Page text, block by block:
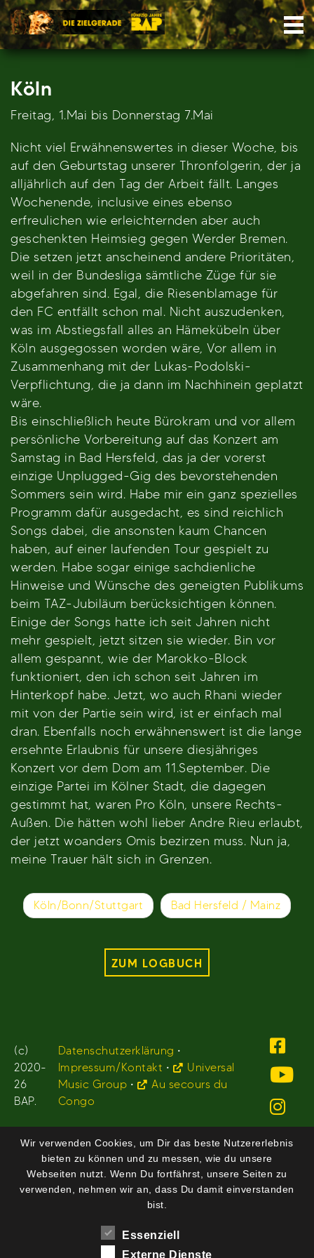
Skip
to
content
Köln
Freitag, 1.Mai bis Donnerstag 7.Mai
Nicht viel Erwähnenswertes in dieser Woche, bis
auf den Geburtstag unserer Thronfolgerin, der ja
alljährlich auf den Tag der Arbeit fällt. Langes
Wochenende, inclusive eines ebenso
erfreulichen wie erleichternden aber auch
geschenkten Heimsieg gegen Werder Bremen.
Die setzen jetzt anscheinend andere Prioritäten,
weil in der Bundesliga sämtliche Züge für sie
abgefahren sind. Egal, die Riesenblamage für
den FC entfällt schon mal. Nicht auszudenken,
was im Abstiegsfall alles an Hämekübeln über
Köln ausgegossen worden wäre, Vor allem in
Zusammenhang mit der Lukas-Podolski-
Verpflichtung, die ja dann im Nachhinein geplatzt
wäre.
Bis einschließlich heute Bürokram und vor allem
persönliche Vorbereitung auf das Konzert am
Samstag in Bad Hersfeld, das ja der vorerst
einzige Unplugged-Gig des bevorstehenden
Sommers sein wird. Habe mir ein ganz spezielles
Programm dafür ausgedacht, es sind reichlich
Songs dabei, die ansonsten kaum Chancen
haben, auf einer laufenden Tour gespielt zu
werden. Habe sogar einige sachdienliche
Hinweise und Wünsche des geneigten Publikums
beim TAZ-Jubiläum berücksichtigen können.
Einige der Songs hatte ich seit Jahren nicht
mehr gespielt, jetzt sitzen sie wieder. Bin vor
allem gespannt, wie der Marokko-Block
funktioniert, den ich schon seit Jahren im
Hinterkopf habe. Jetzt, wo auch Rhani wieder
mit von der Partie sein wird, ist er einfach mal
dran. Ebenfalls noch erwähnenswert ist die lange
ersehnte Erlaubnis für unsere diesjähriges
Konzert vor dem Dom am 11.September. Die
einzige Partei im Kölner Stadt, die dagegen
gestimmt hat, waren Pro Köln, unsere Rechts-
Außen. Die hätten wohl lieber Andre Rieu erlaubt,
der jetzt woanders Omis bezirzen muss. Nun ja,
meine Trauer hält sich in Grenzen.
Beitragsnavigation
Köln/Bonn/Stuttgart Bad Hersfeld / Mainz
ZUM LOGBUCH
(c)
2020-
26
BAP.
Datenschutzerklärung •
Impressum/Kontakt •
Universal
Music Group •
Au secours du
Congo
Wir verwenden Cookies, um Dir das beste Nutzererlebnis
bieten zu können und zu messen, wie du unsere
Webseiten nutzt. Wenn Du fortfährst, unsere Seiten zu
verwenden, nehmen wir an, dass Du damit einverstanden
bist.
Essenziell
Externe Dienste